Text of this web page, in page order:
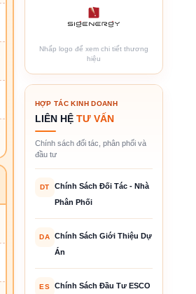
Nhấp logo để xem chi tiết thương
hiệu
HỢP TÁC KINH DOANH
LIÊN HỆ TƯ VẤN
Chính sách đối tác, phân phối và
đầu tư
DT
Chính Sách Đối Tác - Nhà
Phân Phối
DA
Chính Sách Giới Thiệu Dự
Án
ES
Chính Sách Đầu Tư ESCO